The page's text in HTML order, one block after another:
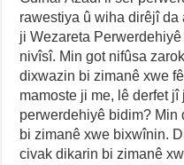
rawestiya û wiha dirêjî da
ji Wezareta
nivîsî. Min got nifûsa
dixwazin bi zimanê xwe
mamoste ji me, lê derfet
perwerdehiyê bidim?
bi zimanê xwe bixwînin.
civak dikarin bi zimanê